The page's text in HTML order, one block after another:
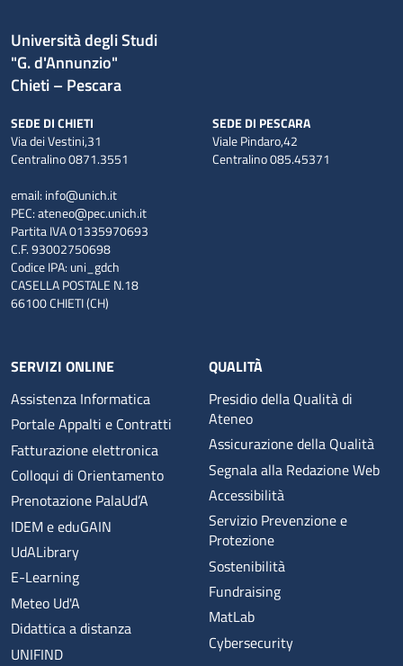
Università degli Studi
"G. d'Annunzio"
Chieti – Pescara
SEDE DI CHIETI
Via dei Vestini,31
Centralino 0871.3551
SEDE DI PESCARA
Viale Pindaro,42
Centralino 085.45371
email: info@unich.it
PEC:ateneo@pec.unich.it
Partita IVA 01335970693
C.F. 93002750698
Codice IPA: uni_gdch
CASELLA POSTALE N.18
66100 CHIETI (CH)
SERVIZI ONLINE
Assistenza Informatica
Portale Appalti e Contratti
Fatturazione elettronica
Colloqui di Orientamento
Prenotazione PalaUd’A
IDEM e eduGAIN
UdALibrary
E-Learning
Meteo Ud'A
Didattica a distanza
UNIFIND
QUALITÀ
Presidio della Qualità di
Ateneo
Assicurazione della Qualità
Segnala alla Redazione Web
Accessibilità
Servizio Prevenzione e
Protezione
Sostenibilità
Fundraising
MatLab
Cybersecurity